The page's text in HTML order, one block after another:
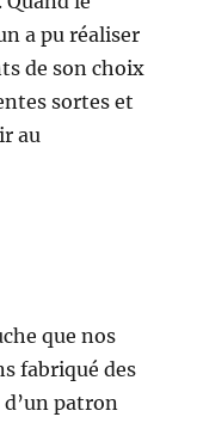
a pu réaliser
de son choix
sortes et
au
que nos
fabriqué des
patron